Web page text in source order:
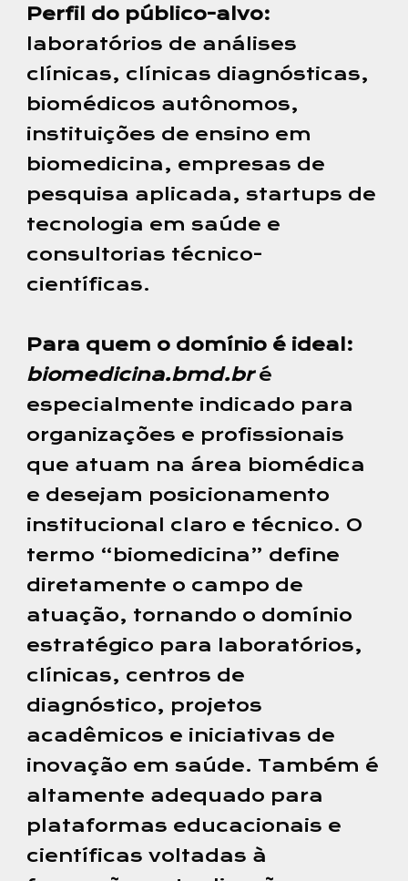
Perfil do público-alvo:
laboratórios de análises
clínicas, clínicas diagnósticas,
biomédicos autônomos,
instituições de ensino em
biomedicina, empresas de
pesquisa aplicada, startups de
tecnologia em saúde e
consultorias técnico-
científicas.
Para quem o domínio é ideal:
biomedicina.bmd.bré
especialmente indicado para
organizações e profissionais
que atuam na área biomédica
e desejam posicionamento
institucional claro e técnico. O
termo “biomedicina” define
diretamente o campo de
atuação, tornando o domínio
estratégico para laboratórios,
clínicas, centros de
diagnóstico, projetos
acadêmicos e iniciativas de
inovação em saúde. Também é
altamente adequado para
plataformas educacionais e
científicas voltadas à